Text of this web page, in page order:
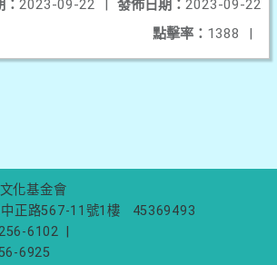
發佈日期： 2023-09-22
2023-09-22
|
點擊率： 1388 |
化基金會
正路567-11號1樓
45369493
6102
6925